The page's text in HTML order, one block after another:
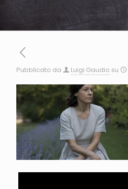
Pubblicato da Luigi Gaudio su